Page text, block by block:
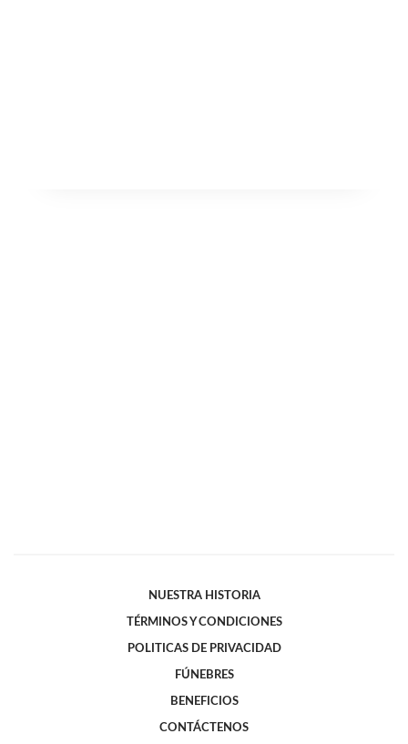
NUESTRA HISTORIA
TÉRMINOS Y CONDICIONES
POLITICAS DE PRIVACIDAD
FÚNEBRES
BENEFICIOS
CONTÁCTENOS